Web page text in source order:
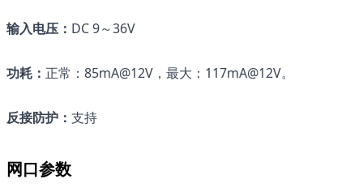
输入电压： DC 9～36V
功耗： 正常：85mA@12V，最大：117mA@12V。
反接防护： 支持
网口参数